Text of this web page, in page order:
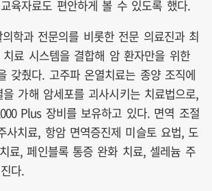
육자료도 편안하게 볼 수 있도록 했다.
학과 전문의를 비롯한 전문 의료진과 최
료 시스템을 결합해 암 환자만을 위한
갖췄다. 고주파 온열치료는 종양 조직에
가해 암세포를 괴사시키는 치료법으로,
Plus 장비를 보유하고 있다. 면역 조절
사치료, 항암 면역증진제 미슬토 요법, 도
료, 페인블록 통증 완화 치료, 셀레늄 주
다.